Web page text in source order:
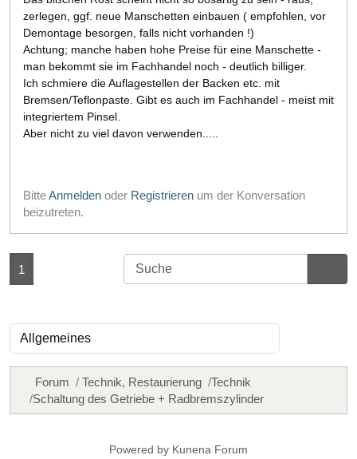
zerlegen, ggf. neue Manschetten einbauen ( empfohlen, vor
Demontage besorgen, falls nicht vorhanden !)
Achtung; manche haben hohe Preise für eine Manschette -
man bekommt sie im Fachhandel noch - deutlich billiger.
Ich schmiere die Auflagestellen der Backen etc. mit
Bremsen/Teflonpaste. Gibt es auch im Fachhandel - meist mit
integriertem Pinsel.
Aber nicht zu viel davon verwenden.....
BitteAnmelden oder Registrieren um der Konversation
beizutreten.
1
Forum Technik, Restaurierung
Technik
Schaltung des Getriebe + Radbremszylinder
Powered by Kunena Forum